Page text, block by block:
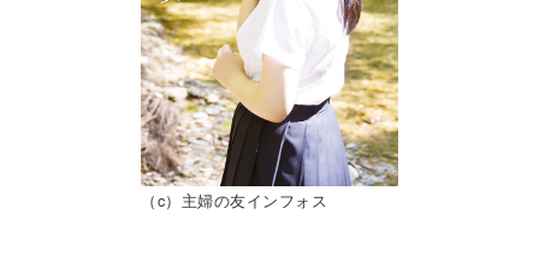
（c）主婦の友インフォス